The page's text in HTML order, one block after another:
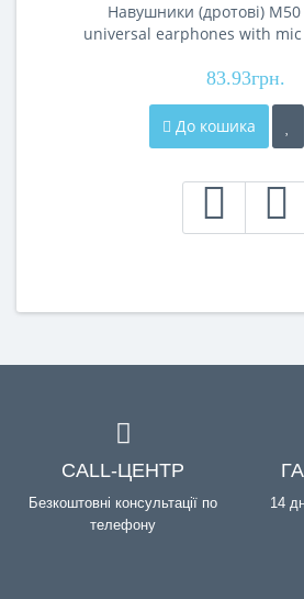
Навушники (дротові)
universal earphones with
83.93грн.
До кошика
CALL-ЦЕНТР
Безкоштовні консультації по
телефону
14